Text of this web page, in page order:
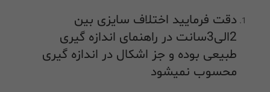
دقت فرمایید اختلاف سایزی بین
2الی3سانت در راهنمای اندازه گیری
طبیعی بوده و جز اشکال در اندازه گیری
محسوب نمیشود